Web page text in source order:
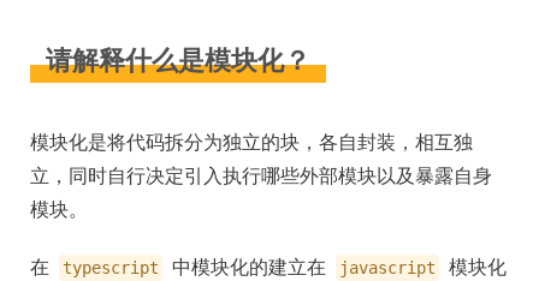
请解释什么是模块化？
模块化是将代码拆分为独立的块，各自封装，相互独
立，同时自行决定引入执行哪些外部模块以及暴露自身
模块。
在 typescript 中模块化的建立在 javascript 模块化